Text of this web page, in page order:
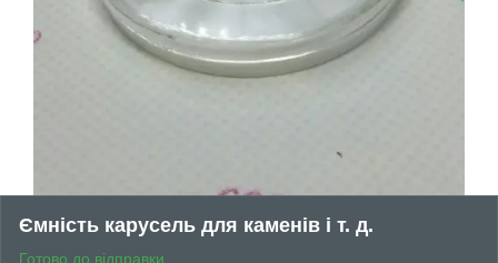
Ємність карусель для каменів і т. д.
Готово до відправки